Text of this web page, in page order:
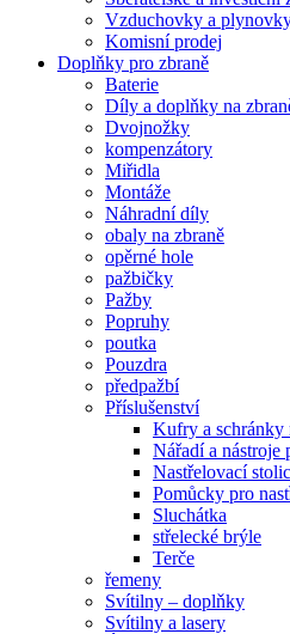
Vzduchovky a
Komisní prodej
Doplňky pro zbraně
Baterie
Díly a doplňky na
Dvojnožky
kompenzátory
Miřidla
Montáže
Náhradní díly
obaly na zbraně
opěrné hole
pažbičky
Pažby
Popruhy
poutka
Pouzdra
předpažbí
Příslušenství
Kufry a schránky
Nářadí a nástroje
Nastřelovací
Pomůcky pro
Sluchátka
střelecké brýle
Terče
řemeny
Svítilny – doplňky
Svítilny a lasery